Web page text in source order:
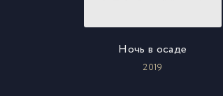
Ночь в осаде
2019